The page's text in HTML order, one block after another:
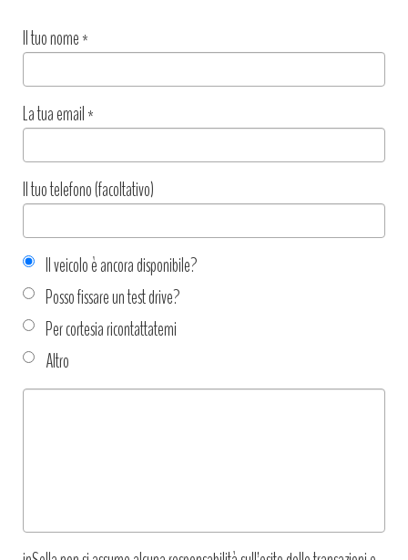
Il tuo nome*
La tua email*
Il tuo telefono (facoltativo)
Il veicolo è ancora disponibile?
Posso fissare un test drive?
Per cortesia ricontattatemi
Altro
Tipo